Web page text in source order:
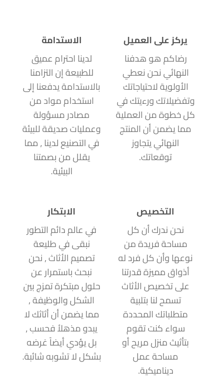
يركز على العميل
رضاكم هو هدفنا
النهائي نحن نعطي
الأولوية لاحتياجاتك
وتفضيلاتك ورءيتك في
كل خطوة من العملية
مما يضمن أن المنتج
النهائي يتجاوز
توقعاتك.
الاستدامة
لدينا احترام عميق
للطبيعة إن التزامنا
بالاستدامة يدفعنا إلى
استخدام مواد من
مصادر مسؤولة
وعمليات صديقة للبيئة
في التصنيع لدينا , مما
يقلل من بصمتنا
البيئية.
التخصيص
نحن ندرك أن كل
مساحة فريدة من
نوعها وأن كل فرد له
أذواق مميزة قدرتنا
على تخصيص الأثاث
تسمح لنا بتلبية
متطلباتك المحددة
سواء كنت تقوم
بتأثيث منزل مريح أو
مساحة عمل
ديناميكية.
الابتكار
في عالم دائم التطور
نبقى في طليعة
تصميم الأثاث , نحن
نبحث باستمرار عن
حلول مبتكرة تمزج بين
الشكل والوظيفة ,
مما يضمن أن أثاثك لا
يبدو مذهلاُ فحسب ,
بل يؤدي أيضاً غرضه
بشكل لا تشوبه شائبة.